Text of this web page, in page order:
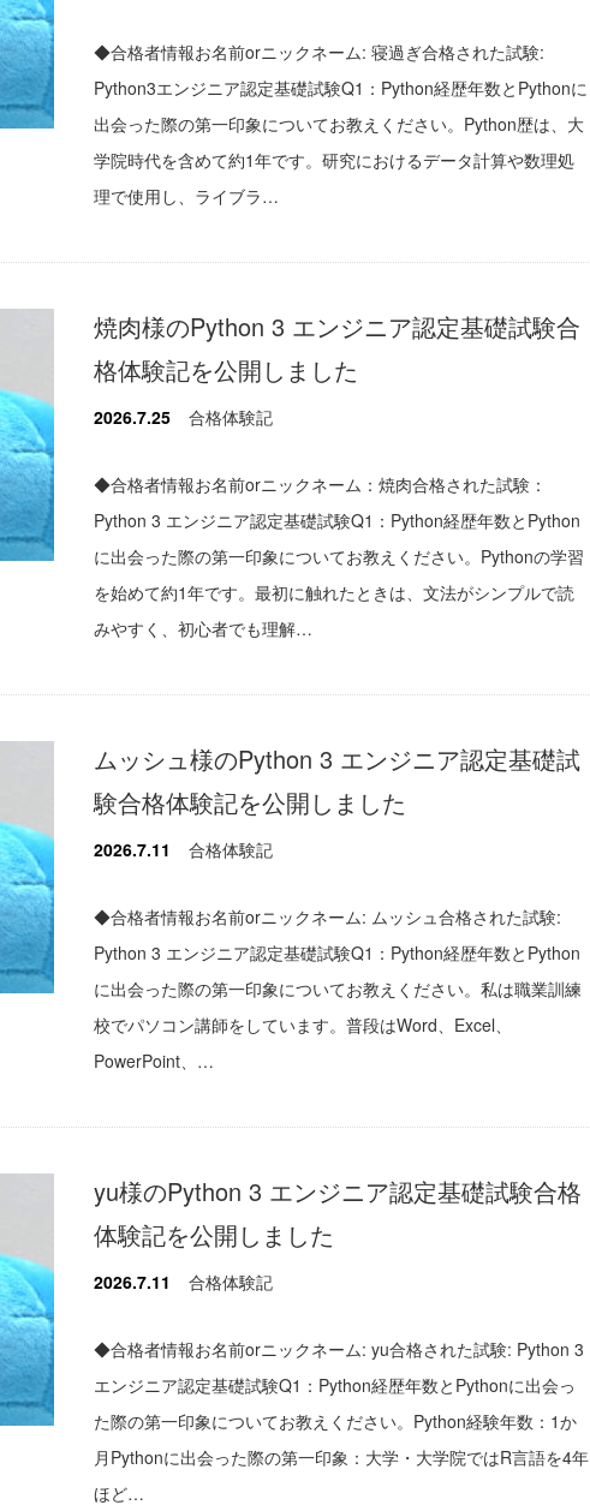
◆合格者情報お名前orニックネーム: 寝過ぎ合格された試験:
Python3エンジニア認定基礎試験Q1：Python経歴年数とPythonに
出会った際の第一印象についてお教えください。Python歴は、大
学院時代を含めて約1年です。研究におけるデータ計算や数理処
理で使用し、ライブラ…
焼肉様のPython 3 エンジニア認定基礎試験合
格体験記を公開しました
2026.7.25 合格体験記
◆合格者情報お名前orニックネーム：焼肉合格された試験：
Python 3 エンジニア認定基礎試験Q1：Python経歴年数とPython
に出会った際の第一印象についてお教えください。Pythonの学習
を始めて約1年です。最初に触れたときは、文法がシンプルで読
みやすく、初心者でも理解…
ムッシュ様のPython 3 エンジニア認定基礎試
験合格体験記を公開しました
2026.7.11 合格体験記
◆合格者情報お名前orニックネーム: ムッシュ合格された試験:
Python 3 エンジニア認定基礎試験Q1：Python経歴年数とPython
に出会った際の第一印象についてお教えください。私は職業訓練
校でパソコン講師をしています。普段はWord、Excel、
PowerPoint、…
yu様のPython 3 エンジニア認定基礎試験合格
体験記を公開しました
2026.7.11 合格体験記
◆合格者情報お名前orニックネーム: yu合格された試験: Python 3
エンジニア認定基礎試験Q1：Python経歴年数とPythonに出会っ
た際の第一印象についてお教えください。Python経験年数：1か
月Pythonに出会った際の第一印象：大学・大学院ではR言語を4年
ほど…